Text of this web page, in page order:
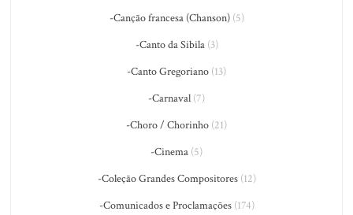
-Canção francesa (Chanson)(5)
-Canto da Sibila(3)
-Canto Gregoriano (13)
-Carnaval (7)
-Choro / Chorinho (21)
-Cinema (5)
-Coleção Grandes Compositores(12)
-Comunicados e Proclamações(174)